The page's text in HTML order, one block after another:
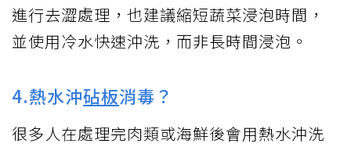
進行去澀處理，也建議縮短蔬菜浸泡時間，
並使用冷水快速沖洗，而非長時間浸泡。
4.熱水沖砧板消毒？
很多人在處理完肉類或海鮮後會用熱水沖洗